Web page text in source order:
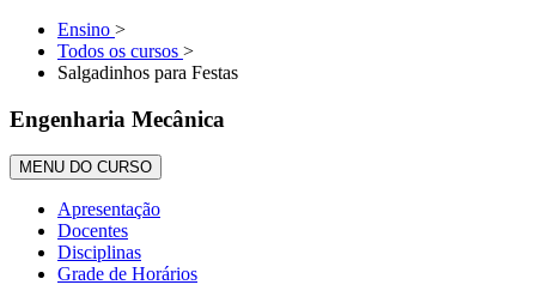
Ensino >
Todos os cursos >
Salgadinhos para Festas
Engenharia Mecânica
MENU DO CURSO
Apresentação
Docentes
Disciplinas
Grade de Horários